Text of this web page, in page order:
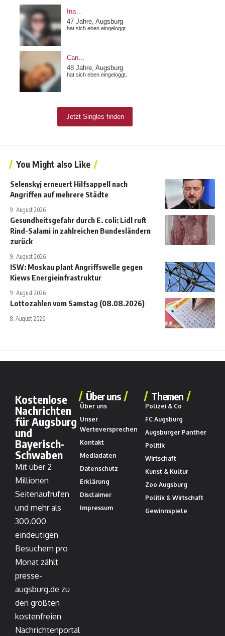
You Might also Like
Selenskyj erneuert Hilfsappell nach
Angriffen auf mehrere Städte
9. August 2026
Gesundheitsgefahr durch E. coli: Lidl ruft
Rind-Salami in zahlreichen Bundesländern
zurück
9. August 2026
ISW: Moskau plant Angriffswelle gegen
Kiews Energieinfrastruktur
9. August 2026
Lottozahlen vom Samstag (08.08.2026)
8. August 2026
Kostenlose
Nachrichten
für Augsburg
und
Bayerisch-
Schwaben
Mit über 2
Millionen
Seitenaufrufen
und mehr als
300.000
eindeutigen
Besuchern pro
Monat zählt
presse-
augsburg.de zu
den größten
kostenfreien
Nachrichtenportal
Über uns
Über uns
Unser
Werteversprechen
Kontakt
Mediadaten
Datenschutz
Erklärung
Disclaimer
Impressum
Themen
Polizei & Co
FC Augsburg
Augsburger Panther
Politik
Wirtschaft
Kunst & Kultur
Zoo Augsburg
Politik & Wirtschaft
Gewinnspiele